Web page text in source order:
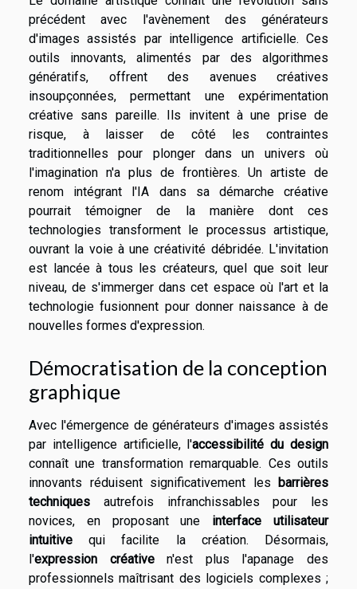
précédent avec l'avènement des générateurs
d'images assistés par intelligence artificielle. Ces
outils innovants, alimentés par des algorithmes
génératifs, offrent des avenues créatives
insoupçonnées, permettant une expérimentation
créative sans pareille. Ils invitent à une prise de
risque, à laisser de côté les contraintes
traditionnelles pour plonger dans un univers où
l'imagination n'a plus de frontières. Un artiste de
renom intégrant l'IA dans sa démarche créative
pourrait témoigner de la manière dont ces
technologies transforment le processus artistique,
ouvrant la voie à une créativité débridée. L'invitation
est lancée à tous les créateurs, quel que soit leur
niveau, de s'immerger dans cet espace où l'art et la
technologie fusionnent pour donner naissance à de
nouvelles formes d'expression.
Démocratisation de la conception
graphique
Avec l'émergence de générateurs d'images assistés
par intelligence artificielle, l'accessibilité du design
connaît une transformation remarquable. Ces outils
innovants réduisent significativement les
barrières
techniques autrefois infranchissables pour les
novices, en proposant une interface utilisateur
intuitive qui facilite la création. Désormais,
l'expression créativen'est plus l'apanage des
professionnels maîtrisant des logiciels complexes ;